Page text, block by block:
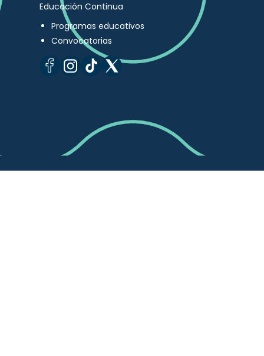
Educación Continua
Programas educativos
Convocatorias